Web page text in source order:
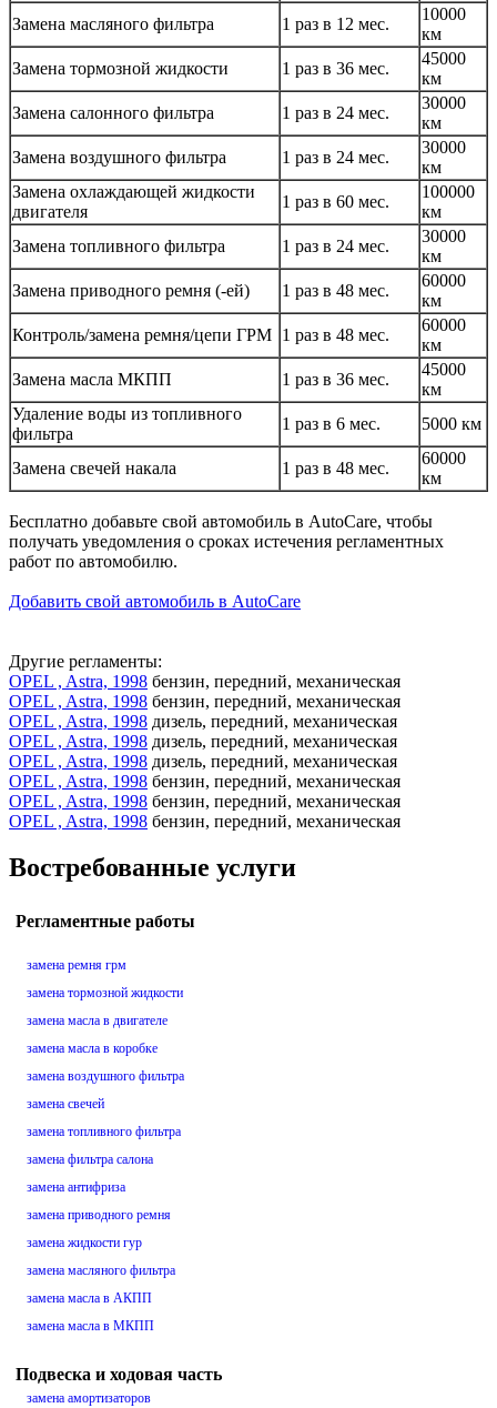
Замена масляного фильтра
1 раз в 12 мес.
10000
км
Замена тормозной жидкости
1 раз в 36 мес.
45000
км
Замена салонного фильтра
1 раз в 24 мес.
30000
км
Замена воздушного фильтра
1 раз в 24 мес.
30000
км
Замена охлаждающей жидкости
двигателя
1 раз в 60 мес.
100000
км
Замена топливного фильтра
1 раз в 24 мес.
30000
км
Замена приводного ремня (-ей)
1 раз в 48 мес.
60000
км
Контроль/замена ремня/цепи ГРМ 1 раз в 48 мес.
60000
км
Замена масла МКПП
1 раз в 36 мес.
45000
км
Удаление воды из топливного
фильтра
1 раз в 6 мес. 5000 км
Замена свечей накала 1 раз в 48 мес.
60000
км
Бесплатно добавьте свой автомобиль в AutoCare, чтобы
получать уведомления о сроках истечения регламентных
работ по автомобилю.
Добавить свой автомобиль в AutoCare
Другие регламенты:
OPEL , Astra, 1998 бензин, передний, механическая
OPEL , Astra, 1998 бензин, передний, механическая
OPEL , Astra, 1998 дизель, передний, механическая
OPEL , Astra, 1998 дизель, передний, механическая
OPEL , Astra, 1998 дизель, передний, механическая
OPEL , Astra, 1998 бензин, передний, механическая
OPEL , Astra, 1998 бензин, передний, механическая
OPEL , Astra, 1998 бензин, передний, механическая
Востребованные услуги
Регламентные работы
замена ремня грм
замена тормозной жидкости
замена масла в двигателе
замена масла в коробке
замена воздушного фильтра
замена свечей
замена топливного фильтра
замена фильтра салона
замена антифриза
замена приводного ремня
замена жидкости гур
замена масляного фильтра
замена масла в АКПП
замена масла в МКПП
Подвеска и ходовая часть
замена амортизаторов